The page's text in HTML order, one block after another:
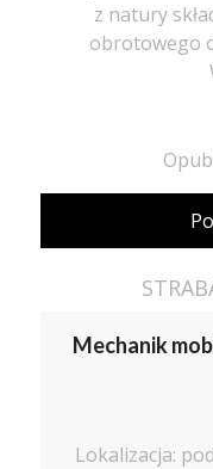
z natury
obrotowego
Mechanik
Lokalizacja: